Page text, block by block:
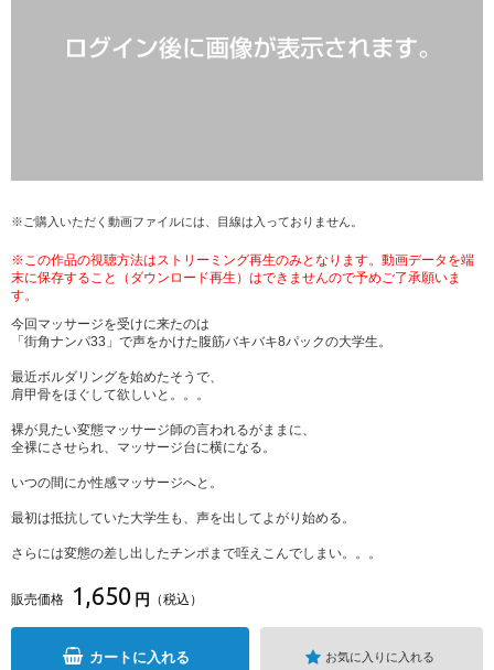
※ご購入いただく動画ファイルには、目線は入っておりません。
※この作品の視聴方法はストリーミング再生のみとなります。動画データを端
末に保存すること（ダウンロード再生）はできませんので予めご了承願いま
す。
今回マッサージを受けに来たのは
「街角ナンパ33」で声をかけた腹筋バキバキ8パックの大学生。
最近ボルダリングを始めたそうで、
肩甲骨をほぐして欲しいと。。。
裸が見たい変態マッサージ師の言われるがままに、
全裸にさせられ、マッサージ台に横になる。
いつの間にか性感マッサージへと。
最初は抵抗していた大学生も、声を出してよがり始める。
さらには変態の差し出したチンポまで咥えこんでしまい。。。
販売価格 1,650 円 （税込）
カートに入れる お気に入りに入れる